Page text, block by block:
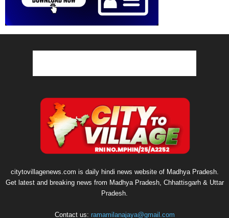
citytovillagenews.com is daily hindi news website of Madhya Pradesh.
Get latest and breaking news from Madhya Pradesh, Chhattisgarh & Uttar
Pradesh.
Contact us: ramamilanajaya@gmail.com